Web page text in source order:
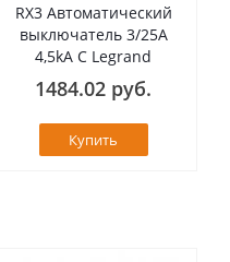
RX3 Автоматический
выключатель 3/25А
4,5kA C Legrand
1484.02 руб.
Купить